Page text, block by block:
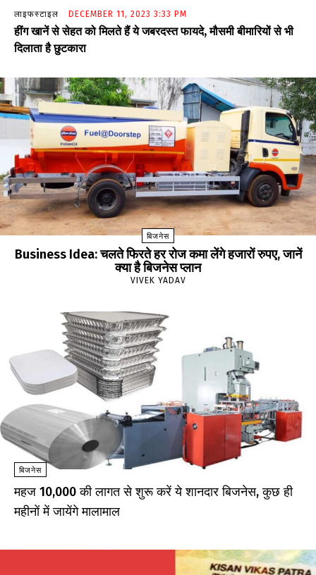
लाइफस्टाइल DECEMBER 11, 2023 3:33 PM
हींग खानें से सेहत को मिलते हैं ये जबरदस्त फायदे, मौसमी बीमारियों से भी
दिलाता है छुटकारा
बिजनेस
Business Idea: चलते फिरते हर रोज कमा लेंगे हजारों रुपए, जानें
क्या है बिजनेस प्लान
VIVEK YADAV
बिजनेस
महज ₹10,000 की लागत से शुरू करें ये शानदार बिजनेस, कुछ ही
महीनों में जायेंगे मालामाल